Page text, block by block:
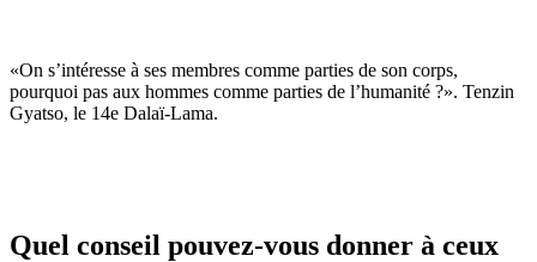
«On s’intéresse à ses membres comme parties de son corps,
pourquoi pas aux hommes comme parties de l’humanité ?». Tenzin
Gyatso, le 14e Dalaï-Lama.
Quel conseil pouvez-vous donner à ceux